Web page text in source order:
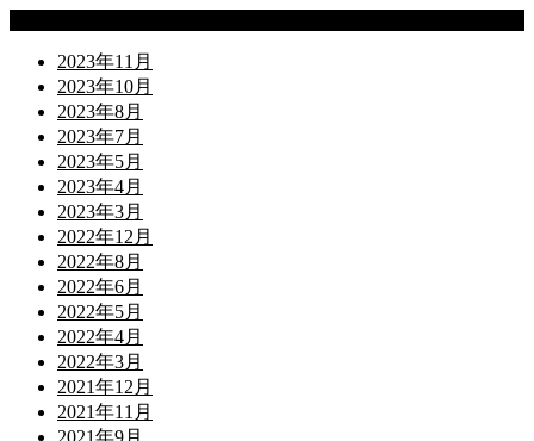
2023年11月
2023年10月
2023年8月
2023年7月
2023年5月
2023年4月
2023年3月
2022年12月
2022年8月
2022年6月
2022年5月
2022年4月
2022年3月
2021年12月
2021年11月